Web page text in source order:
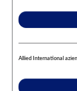
Allied International